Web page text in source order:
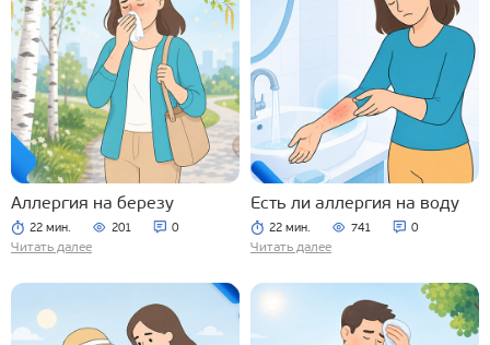
Аллергия на березу
22 мин. 201 0
Читать далее
Есть ли аллергия на воду
22 мин. 741 0
Читать далее